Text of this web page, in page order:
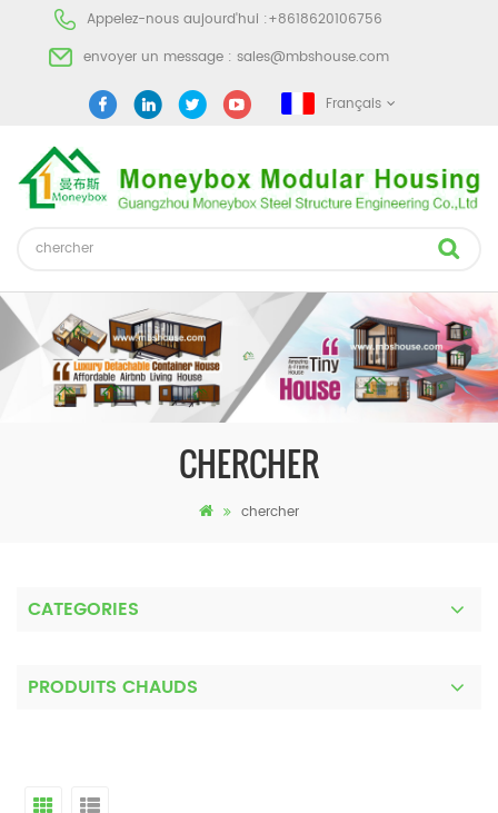
Appelez-nous aujourd'hui :+8618620106756
envoyer un message : sales@mbshouse.com
Français
CHERCHER
chercher
CATEGORIES
PRODUITS CHAUDS